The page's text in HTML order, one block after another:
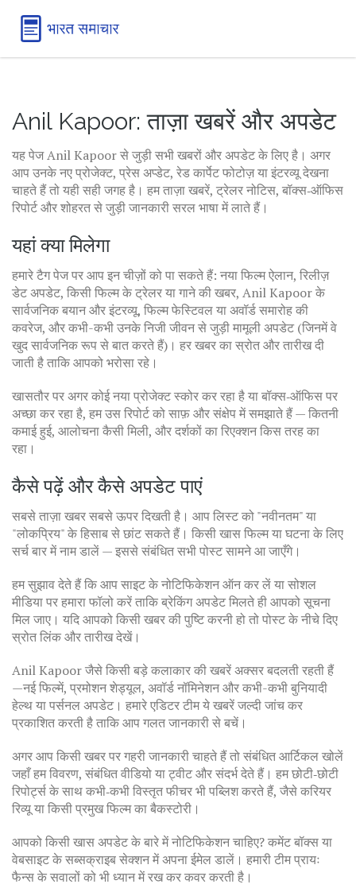
Anil Kapoor: ताज़ा खबरें और अपडेट
यह पेज Anil Kapoor से जुड़ी सभी खबरों और अपडेट के लिए है। अगर
आप उनके नए प्रोजेक्ट, प्रेस अप्डेट, रेड कार्पेट फोटोज़ या इंटरव्यू देखना
चाहते हैं तो यही सही जगह है। हम ताज़ा खबरें, ट्रेलर नोटिस, बॉक्स‑ऑफिस
रिपोर्ट और शोहरत से जुड़ी जानकारी सरल भाषा में लाते हैं।
यहां क्या मिलेगा
हमारे टैग पेज पर आप इन चीज़ों को पा सकते हैं: नया फिल्म ऐलान, रिलीज़
डेट अपडेट, किसी फिल्म के ट्रेलर या गाने की खबर, Anil Kapoor के
सार्वजनिक बयान और इंटरव्यू, फिल्म फेस्टिवल या अवॉर्ड समारोह की
कवरेज, और कभी-कभी उनके निजी जीवन से जुड़ी मामूली अपडेट (जिनमें वे
खुद सार्वजनिक रूप से बात करते हैं)। हर खबर का स्रोत और तारीख दी
जाती है ताकि आपको भरोसा रहे।
खासतौर पर अगर कोई नया प्रोजेक्ट स्कोर कर रहा है या बॉक्स‑ऑफिस पर
अच्छा कर रहा है, हम उस रिपोर्ट को साफ़ और संक्षेप में समझाते हैं — कितनी
कमाई हुई, आलोचना कैसी मिली, और दर्शकों का रिएक्शन किस तरह का
रहा।
कैसे पढ़ें और कैसे अपडेट पाएं
सबसे ताज़ा खबर सबसे ऊपर दिखती है। आप लिस्ट को "नवीनतम" या
"लोकप्रिय" के हिसाब से छांट सकते हैं। किसी खास फिल्म या घटना के लिए
सर्च बार में नाम डालें — इससे संबंधित सभी पोस्ट सामने आ जाएँगे।
हम सुझाव देते हैं कि आप साइट के नोटिफिकेशन ऑन कर लें या सोशल
मीडिया पर हमारा फॉलो करें ताकि ब्रेकिंग अपडेट मिलते ही आपको सूचना
मिल जाए। यदि आपको किसी खबर की पुष्टि करनी हो तो पोस्ट के नीचे दिए
स्रोत लिंक और तारीख देखें।
Anil Kapoor जैसे किसी बड़े कलाकार की खबरें अक्सर बदलती रहती हैं
—नई फिल्में, प्रमोशन शेड्यूल, अवॉर्ड नॉमिनेशन और कभी-कभी बुनियादी
हेल्थ या पर्सनल अपडेट। हमारे एडिटर टीम ये खबरें जल्दी जांच कर
प्रकाशित करती है ताकि आप गलत जानकारी से बचें।
अगर आप किसी खबर पर गहरी जानकारी चाहते हैं तो संबंधित आर्टिकल खोलें
जहाँ हम विवरण, संबंधित वीडियो या ट्वीट और संदर्भ देते हैं। हम छोटी‑छोटी
रिपोर्ट्स के साथ कभी‑कभी विस्तृत फीचर भी पब्लिश करते हैं, जैसे करियर
रिव्यू या किसी प्रमुख फिल्म का बैकस्टोरी।
आपको किसी खास अपडेट के बारे में नोटिफिकेशन चाहिए? कमेंट बॉक्स या
वेबसाइट के सब्सक्राइब सेक्शन में अपना ईमेल डालें। हमारी टीम प्रायः
फैन्स के सवालों को भी ध्यान में रख कर कवर करती है।